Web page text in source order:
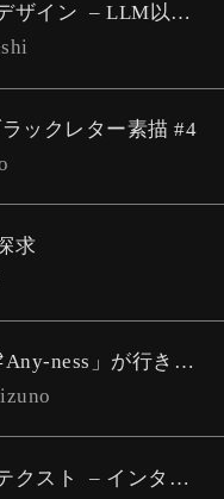
ザイン
LLM以後のデザインとテクスト #1
ックレター素描 #4
求
「中途半端な分かり方⇄Any-ness」が行き来するスカスカな管
クスト
インターフェイスの途上で